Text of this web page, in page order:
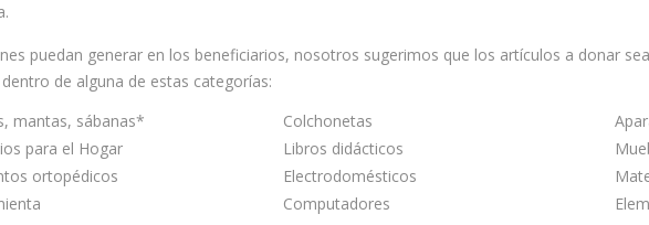
puedan generar en los beneficiarios, nosotros sugerimos que los artículos a donar
de alguna de estas categorías:
mantas, sábanas*
para el Hogar
ortopédicos
Colchonetas
Libros didácticos
Electrodomésticos
Computadores